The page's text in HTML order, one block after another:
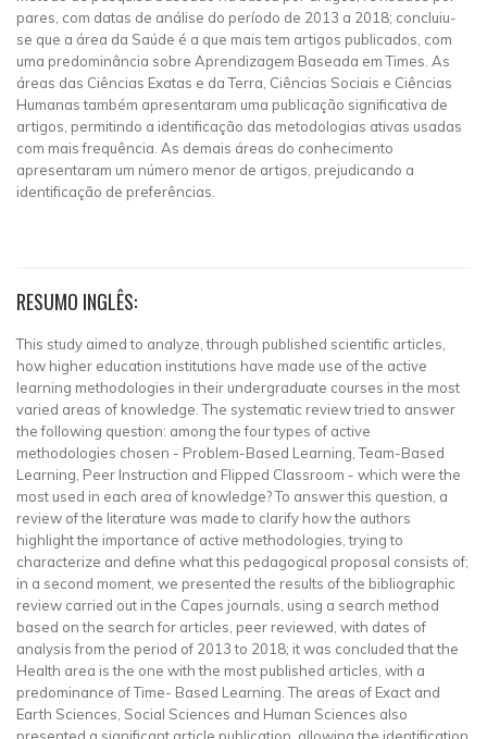
pares, com datas de análise do período de 2013 a 2018; concluiu-
se que a área da Saúde é a que mais tem artigos publicados, com
uma predominância sobre Aprendizagem Baseada em Times. As
áreas das Ciências Exatas e da Terra, Ciências Sociais e Ciências
Humanas também apresentaram uma publicação significativa de
artigos, permitindo a identificação das metodologias ativas usadas
com mais frequência. As demais áreas do conhecimento
apresentaram um número menor de artigos, prejudicando a
identificação de preferências.
RESUMO INGLÊS:
This study aimed to analyze, through published scientific articles,
how higher education institutions have made use of the active
learning methodologies in their undergraduate courses in the most
varied areas of knowledge. The systematic review tried to answer
the following question: among the four types of active
methodologies chosen - Problem-Based Learning, Team-Based
Learning, Peer Instruction and Flipped Classroom - which were the
most used in each area of knowledge? To answer this question, a
review of the literature was made to clarify how the authors
highlight the importance of active methodologies, trying to
characterize and define what this pedagogical proposal consists of;
in a second moment, we presented the results of the bibliographic
review carried out in the Capes journals, using a search method
based on the search for articles, peer reviewed, with dates of
analysis from the period of 2013 to 2018; it was concluded that the
Health area is the one with the most published articles, with a
predominance of Time- Based Learning. The areas of Exact and
Earth Sciences, Social Sciences and Human Sciences also
presented a significant article publication, allowing the identification